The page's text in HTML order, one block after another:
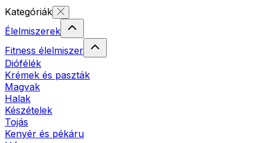
Kategóriák
Élelmiszerek
Fitness élelmiszer
Diófélék
Krémek és paszták
Magvak
Halak
Készételek
Tojás
Kenyér és pékáru